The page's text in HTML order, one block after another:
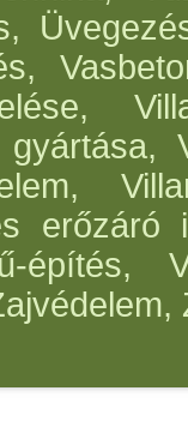
erőzáró
építés,